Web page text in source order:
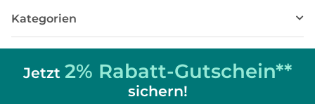
Kategorien
Jetzt 2% Rabatt-Gutschein**
sichern!